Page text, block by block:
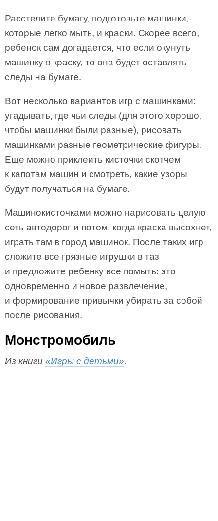
Расстелите бумагу, подготовьте машинки,
которые легко мыть, и краски. Скорее всего,
ребенок сам догадается, что если окунуть
машинку в краску, то она будет оставлять
следы на бумаге.
Вот несколько вариантов игр с машинками:
угадывать, где чьи следы (для этого хорошо,
чтобы машинки были разные), рисовать
машинками разные геометрические фигуры.
Еще можно приклеить кисточки скотчем
к капотам машин и смотреть, какие узоры
будут получаться на бумаге.
Машинокисточками можно нарисовать целую
сеть автодорог и потом, когда краска высохнет,
играть там в город машинок. После таких игр
сложите все грязные игрушки в таз
и предложите ребенку все помыть: это
одновременно и новое развлечение,
и формирование привычки убирать за собой
после рисования.
Монстромобиль
Из книги «Игры с детьми».